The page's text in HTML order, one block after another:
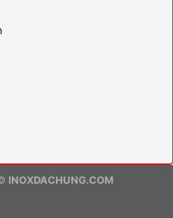
INOXDACHUNG.COM